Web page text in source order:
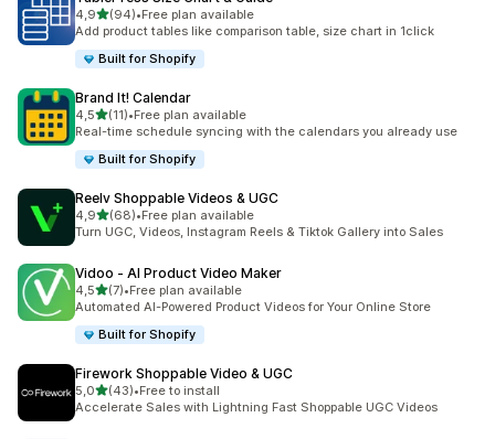
4,95 yıldız üzerinden
(94)
toplam 94 değerlendirme
•Free plan available
Add product tables like comparison table, size chart in 1click
Built for Shopify
Brand It! Calendar
4,55 yıldız üzerinden
(11)
toplam 11 değerlendirme
•Free plan available
Real-time schedule syncing with the calendars you already use
Built for Shopify
Reelv Shoppable Videos & UGC
4,95 yıldız üzerinden
(68)
toplam 68 değerlendirme
•Free plan available
Turn UGC, Videos, Instagram Reels & Tiktok Gallery into Sales
Vidoo ‑ AI Product Video Maker
4,55 yıldız üzerinden
(7)
toplam 7 değerlendirme
•Free plan available
Automated AI-Powered Product Videos for Your Online Store
Built for Shopify
Firework Shoppable Video & UGC
5,05 yıldız üzerinden
(43)
toplam 43 değerlendirme
•Free to install
Accelerate Sales with Lightning Fast Shoppable UGC Videos